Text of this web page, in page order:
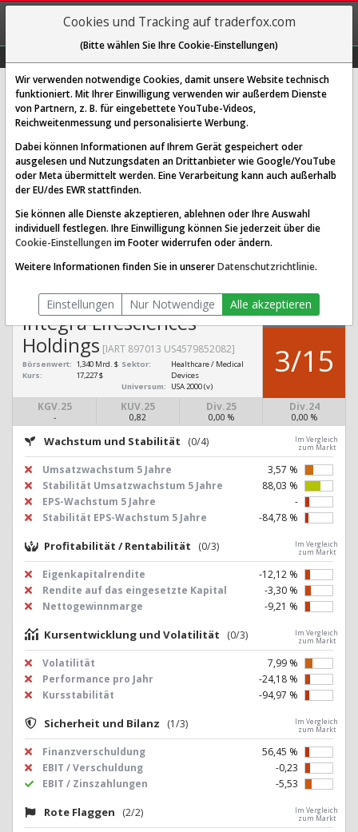
REGIS-
TRIEREN
Integra Lifesciences Holdings
Aktie: Realtime-Kurs & Analyse
(897013 | IART)
SCORING SYSTEMS:
Qualitäts-Check Dividenden-Check
Wachstums-Check
geeignet?
Integra Lifesciences
Holdings [IART 897013 US4579852082]
Börsenwert: 1,340 Mrd. $
Kurs:
17,227 $
Sektor:
Healthcare / Medical
Devices
Universum:
USA 2000 (v)
KGV.25
-
KUV.25
0,82
Div.25
0,00 %
Div.24
0,00 %
QUALITÄTS-
3/15
Wachstum und Stabilität (0/4)
Im Vergleich
zum Markt
Umsatzwachstum 5 Jahre
3,57 %
Stabilität Umsatzwachstum 5 Jahre
88,03 %
EPS-Wachstum 5 Jahre
-
Stabilität EPS-Wachstum 5 Jahre
-84,78 %
Profitabilität / Rentabilität (0/3)
Im Vergleich
zum Markt
Eigenkapitalrendite
-12,12 %
Rendite auf das eingesetzte Kapital
-3,30 %
Nettogewinnmarge
-9,21 %
Kursentwicklung und Volatilität (0/3)
Im Vergleich
zum Markt
Volatilität
7,99 %
Performance pro Jahr
-24,18 %
Kursstabilität
-94,97 %
Sicherheit und Bilanz (1/3)
Im Vergleich
zum Markt
Finanzverschuldung
56,45 %
EBIT / Verschuldung
-0,23
EBIT / Zinszahlungen
-5,53
Rote Flaggen (2/2)
Im Vergleich
zum Markt
Cookies und Tracking auf traderfox.com
(Bitte wählen Sie Ihre Cookie-Einstellungen)
Wir verwenden notwendige Cookies, damit unsere Website technisch
funktioniert. Mit Ihrer Einwilligung verwenden wir außerdem Dienste
von Partnern, z. B. für eingebettete YouTube-Videos,
Reichweitenmessung und personalisierte Werbung.
Dabei können Informationen auf Ihrem Gerät gespeichert oder
ausgelesen und Nutzungsdaten an Drittanbieter wie Google/YouTube
oder Meta übermittelt werden. Eine Verarbeitung kann auch außerhalb
der EU/des EWR stattfinden.
Sie können alle Dienste akzeptieren, ablehnen oder Ihre Auswahl
individuell festlegen. Ihre Einwilligung können Sie jederzeit über die
Cookie-Einstellungen im Footer widerrufen oder ändern.
Weitere Informationen finden Sie in unsererDatenschutzrichtlinie.
Einstellungen Nur Notwendige Alle akzeptieren